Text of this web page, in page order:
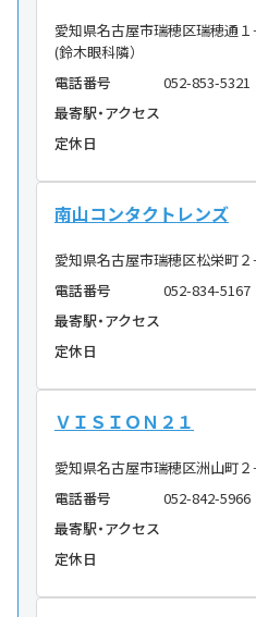
愛知県名古屋市瑞穂区瑞穂通
(鈴木眼科隣）
電話番号
052-853-5321
最寄駅・アクセス
定休日
南山コンタクトレンズ
愛知県名古屋市瑞穂区松栄町２
電話番号
052-834-5167
最寄駅・アクセス
定休日
ＶＩＳＩＯＮ２１
愛知県名古屋市瑞穂区洲山町
電話番号
052-842-5966
最寄駅・アクセス
定休日